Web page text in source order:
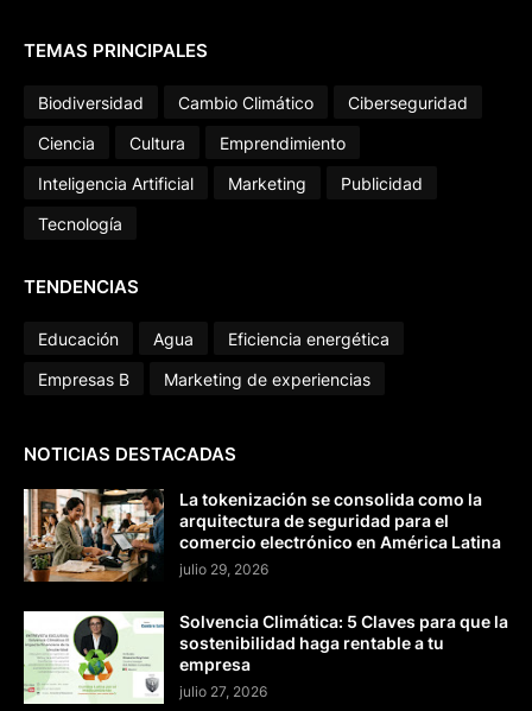
TEMAS PRINCIPALES
Biodiversidad Cambio Climático
Ciberseguridad
Ciencia
Cultura
Emprendimiento
Inteligencia Artificial
Marketing
Publicidad
Tecnología
TENDENCIAS
Educación Agua
Eficiencia energética
Empresas B
Marketing de experiencias
NOTICIAS DESTACADAS
La tokenización se consolida como la
arquitectura de seguridad para el
comercio electrónico en América Latina
julio 29, 2026
Solvencia Climática: 5 Claves para que la
sostenibilidad haga rentable a tu
empresa
julio 27, 2026